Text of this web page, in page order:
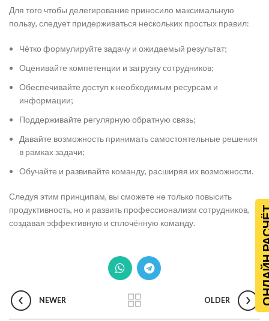
Для того чтобы делегирование приносило максимальную
пользу, следует придерживаться нескольких простых правил:
Чётко формулируйте задачу и ожидаемый результат;
Оценивайте компетенции и загрузку сотрудников;
Обеспечивайте доступ к необходимым ресурсам и
информации;
Поддерживайте регулярную обратную связь;
Давайте возможность принимать самостоятельные решения
в рамках задачи;
Обучайте и развивайте команду, расширяя их возможности.
Следуя этим принципам, вы сможете не только повысить
продуктивность, но и развить профессионализм сотрудников,
создавая эффективную и сплочённую команду.
NEWER OLDER